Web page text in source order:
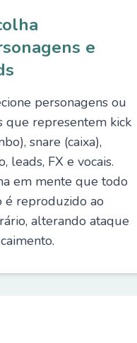
e
personagens ou
que representem kick
snare (caixa),
leads, FX e vocais.
em mente que todo
é reproduzido ao
alterando ataque